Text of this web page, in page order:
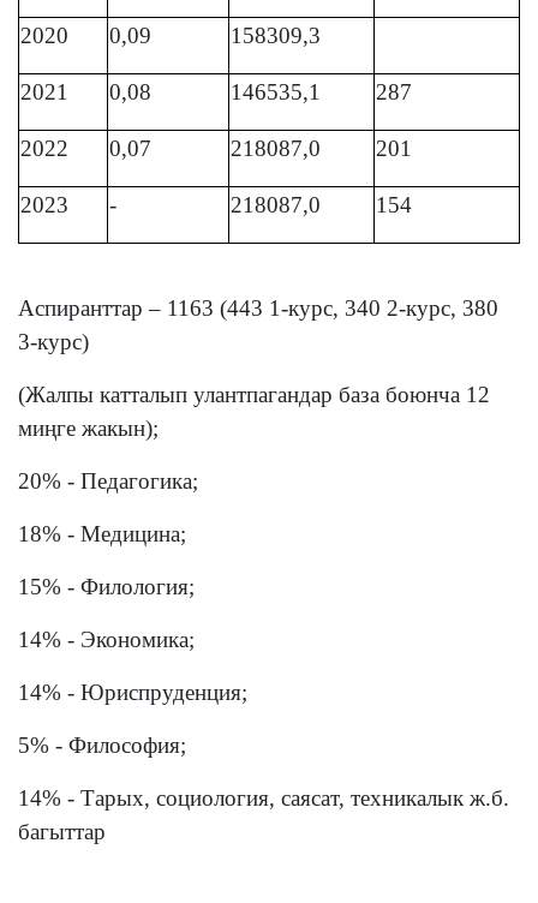
2020 0,09 158309,3
2021 0,08 146535,1 287
2022 0,07 218087,0 201
2023 - 218087,0 154
Аспиранттар – 1163 (443 1-курс, 340 2-курс, 380
3-курс)
(Жалпы катталып улантпагандар база боюнча 12
миңге жакын);
20% - Педагогика;
18% - Медицина;
15% - Филология;
14% - Экономика;
14% - Юриспруденция;
5% - Философия;
14% - Тарых, социология, саясат, техникалык ж.б.
багыттар